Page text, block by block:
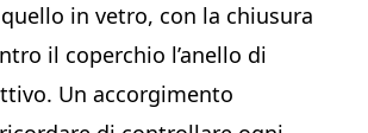
in vetro, con la chiusura
il coperchio l’anello di
Un accorgimento